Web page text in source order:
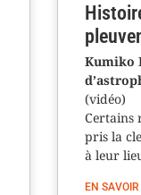
Kumiko
(vidéo)
Certains
pris la
à leur
EN